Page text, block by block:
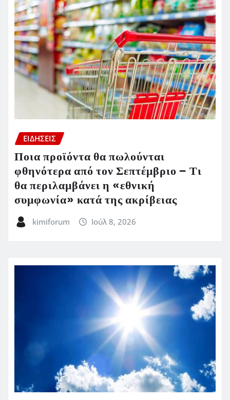
ΕΙΔΗΣΕΙΣ
Ποια προϊόντα θα πωλούνται
φθηνότερα από τον Σεπτέμβριο – Τι
θα περιλαμβάνει η «εθνική
συμφωνία» κατά της ακρίβειας
kimiforum Ιούλ 8, 2026